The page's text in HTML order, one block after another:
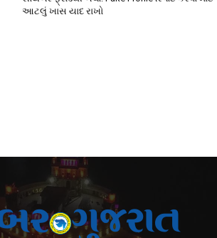
આટલું ખાસ યાદ રાખો